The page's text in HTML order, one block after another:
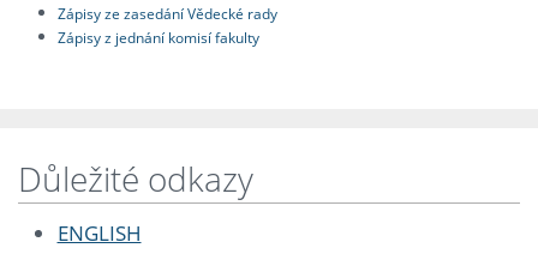
Zápisy ze zasedání Vědecké rady
Zápisy z jednání komisí fakulty
Důležité odkazy
ENGLISH